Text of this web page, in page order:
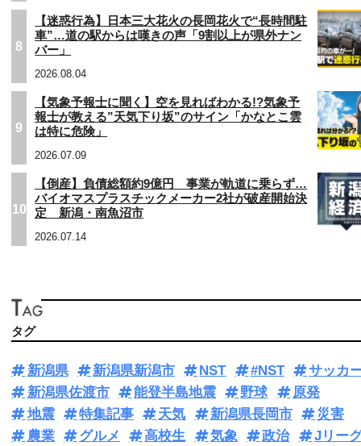
8
【迷惑行為】日本三大花火の長岡花火で“長時間駐
車”…道の駅からは嘆きの声「9割以上が県外ナン
バー」
2026.08.04
9
【気象予報士に聞く】空を見ればわかる!?気象予
報士が教える”天気下り坂”のサイン「かなとこ雲
は特に危険」
2026.07.09
10
【倒産】負債総額約9億円 事業が軌道に乗らず…
バイオマスプラスチックメーカー2社が破産開始決
定 新潟・南魚沼市
2026.07.14
タグ
新潟県 新潟県新潟市 NST #NST
サッカ
新潟県佐渡市
能登半島地震 野球
原発
地震
特集記事 天気 新潟県長岡市
災害
農業
グルメ 高校生 気象 政治 Jリー